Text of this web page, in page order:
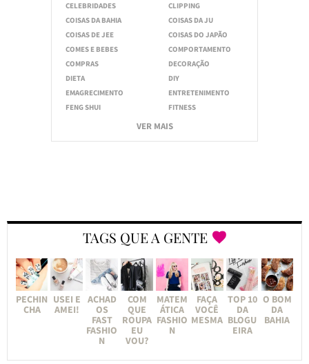
CELEBRIDADES
CLIPPING
COISAS DA BAHIA
COISAS DA JU
COISAS DE JEE
COISAS DO JAPÃO
COMES E BEBES
COMPORTAMENTO
COMPRAS
DECORAÇÃO
DIETA
DIY
EMAGRECIMENTO
ENTRETENIMENTO
FENG SHUI
FITNESS
VER MAIS
TAGS QUE A GENTE
PECHIN
CHA
USEI E
AMEI!
ACHAD
OS
FAST
FASHIO
N
COM
QUE
ROUPA
EU
VOU?
MATEM
ÁTICA
FASHIO
N
FAÇA
VOCÊ
MESMA
TOP 10
DA
BLOGU
EIRA
O BOM
DA
BAHIA